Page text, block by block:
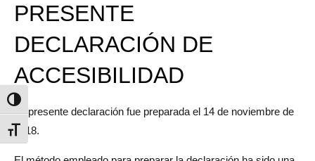
Alternar alto contraste
Alternar tamaño de letra
PRESENTE
DECLARACIÓN DE
ACCESIBILIDAD
La presente declaración fue preparada el 14 de noviembre de
2018.